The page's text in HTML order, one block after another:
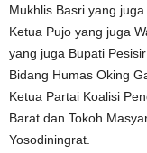
Mukhlis Basri yang
Ketua Pujo yang juga
yang juga Bupati
Bidang Humas Oking
Ketua Partai Koalisi
Barat dan Tokoh
Yosodiningrat.